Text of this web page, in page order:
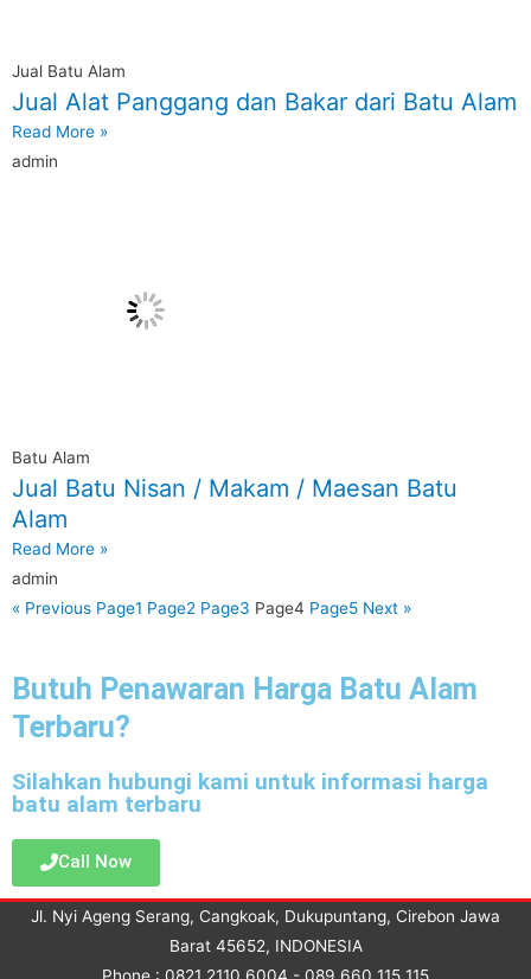
Jual Batu Alam
Jual Alat Panggang dan Bakar dari Batu Alam
Read More »
admin
Batu Alam
Jual Batu Nisan / Makam / Maesan Batu
Alam
Read More »
admin
« Previous Page1 Page2 Page3 Page4 Page5 Next »
Butuh Penawaran Harga Batu Alam
Terbaru?
Silahkan hubungi kami untuk informasi harga
batu alam terbaru
Call Now
Jl. Nyi Ageng Serang, Cangkoak, Dukupuntang, Cirebon Jawa
Barat 45652, INDONESIA